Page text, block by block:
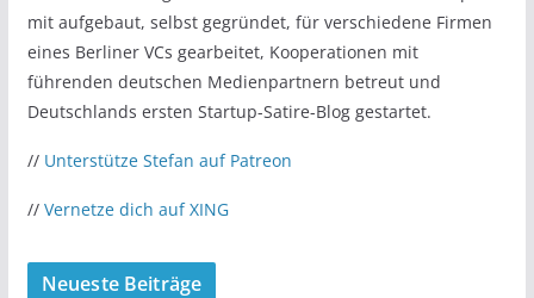
mit aufgebaut, selbst gegründet, für verschiedene Firmen
eines Berliner VCs gearbeitet, Kooperationen mit
führenden deutschen Medienpartnern betreut und
Deutschlands ersten Startup-Satire-Blog gestartet.
// Unterstütze Stefan auf Patreon
// Vernetze dich auf XING
Neueste Beiträge